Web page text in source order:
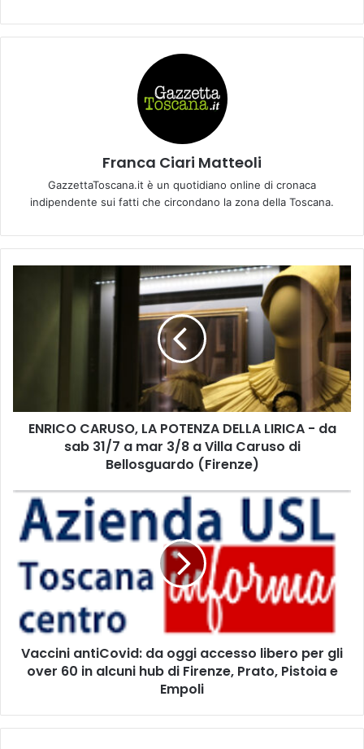
Franca Ciari Matteoli
GazzettaToscana.it è un quotidiano online di cronaca
indipendente sui fatti che circondano la zona della Toscana.
R
L
O
T
Z
A
A
ENRICO CARUSO, LA POTENZA DELLA LIRICA - da
sab 31/7 a mar 3/8 a Villa Caruso di
Bellosguardo (Firenze)
Vaccini antiCovid: da oggi accesso libero per gli
over 60 in alcuni hub di Firenze, Prato, Pistoia e
Empoli